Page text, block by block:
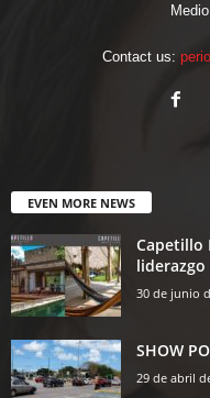
Contact us:
EVEN MORE NEWS
Capetillo
30 de junio
SHOW
29 de abril